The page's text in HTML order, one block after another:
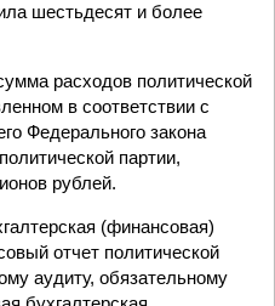
шестьдесят и более
расходов политической
в соответствии с
Федерального закона
партии,
рублей.
(финансовая)
отчет политической
аудиту, обязательному